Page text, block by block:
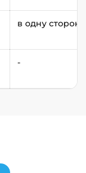
в одну сторону
-